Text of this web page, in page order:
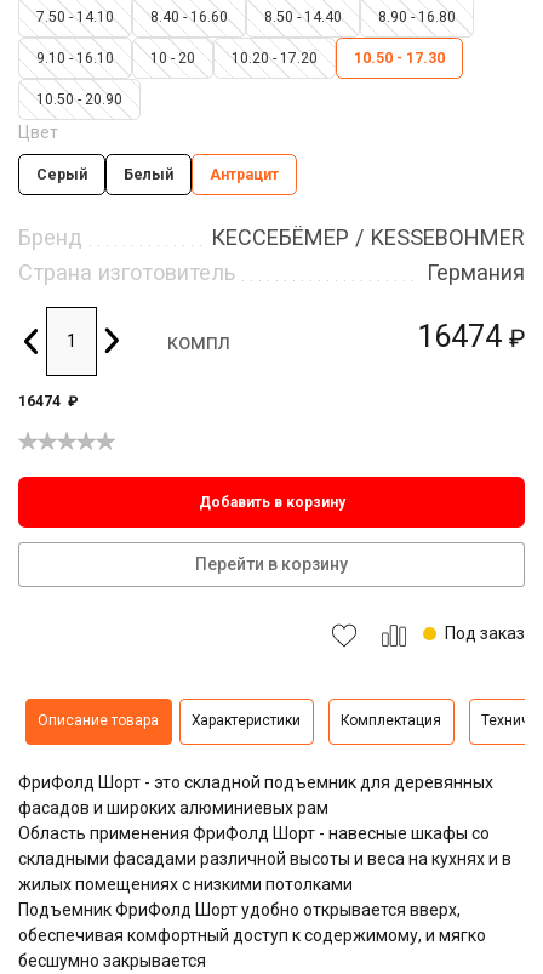
16474 ₽
7.50 - 14.10 8.40 - 16.60 8.50 - 14.40 8.90 - 16.80
9.10 - 16.10 10 - 20 10.20 - 17.20 10.50 - 17.30
10.50 - 20.90
Цвет
Серый Белый Антрацит
Бренд
КЕССЕБЁМЕР / KESSEBOHMER
Страна изготовитель
Германия
компл
16474 ₽
Добавить в корзину
Перейти в корзину
Под заказ
Описание товара Характеристики Комплектация
ФриФолд Шорт - это складной подъемник для деревянных
фасадов и широких алюминиевых рам
Область применения ФриФолд Шорт - навесные шкафы со
складными фасадами различной высоты и веса на кухнях и в
жилых помещениях с низкими потолками
Подъемник ФриФолд Шорт удобно открывается вверх,
обеспечивая комфортный доступ к содержимому, и мягко
бесшумно закрывается